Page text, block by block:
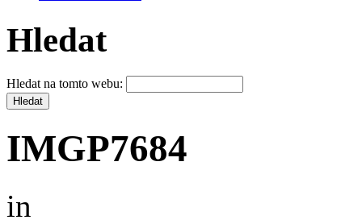
Hledat
Hledat na tomto webu:
IMGP7684
in